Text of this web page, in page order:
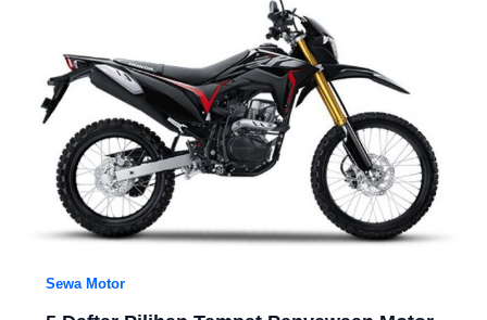
Sewa Motor